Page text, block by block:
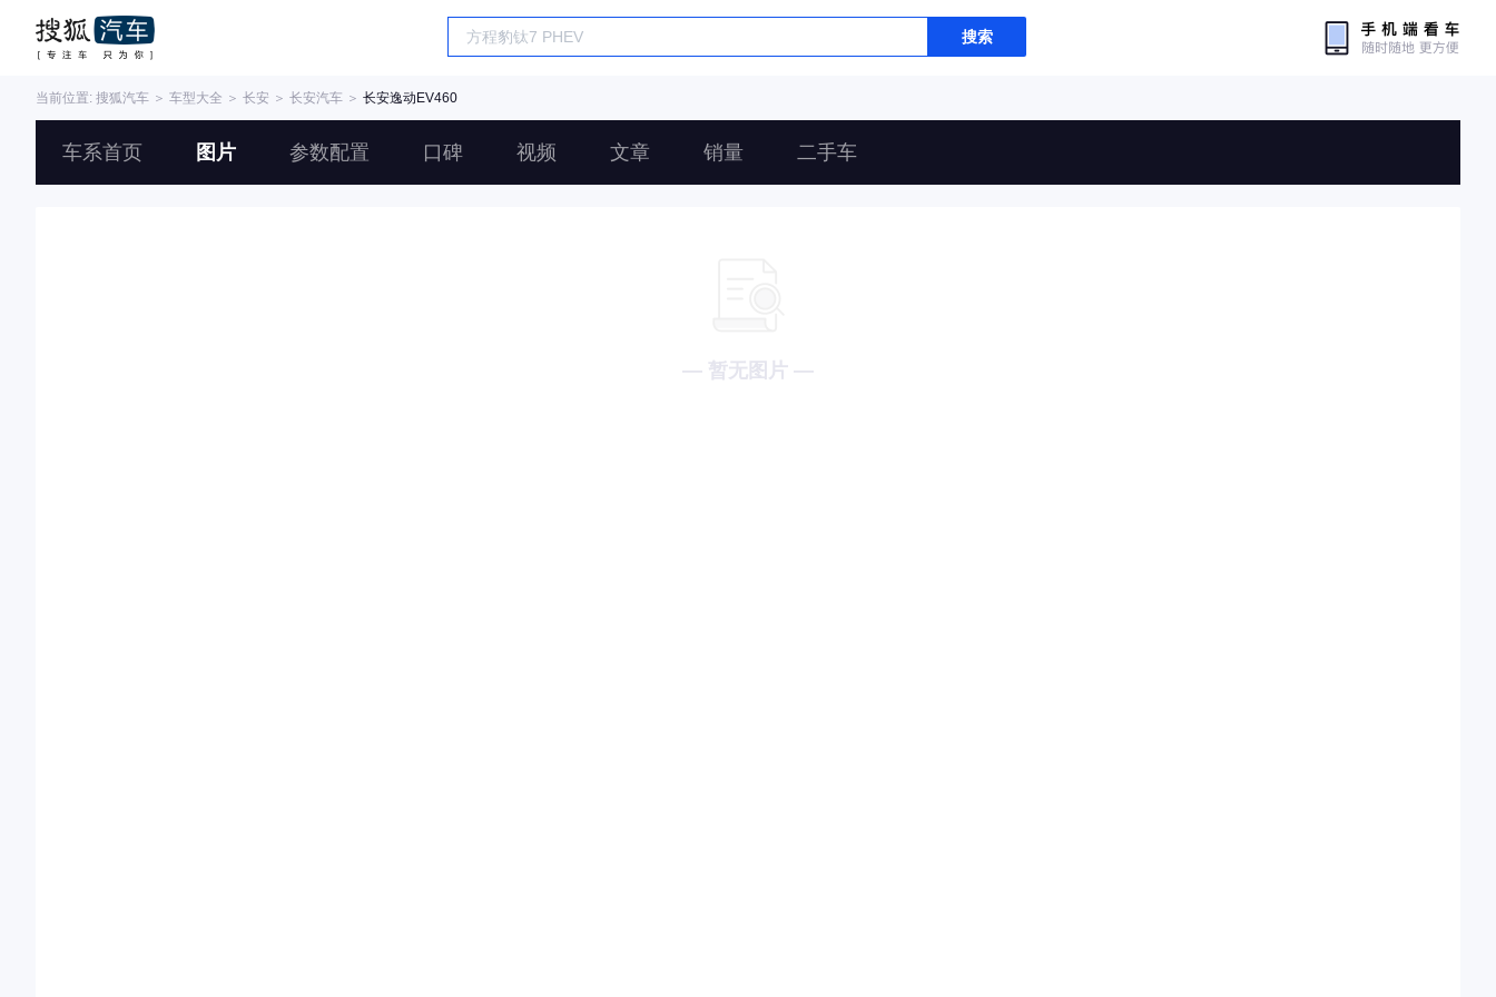
搜索
当前位置: 搜狐汽车 ＞ 车型大全 ＞ 长安 ＞ 长安汽车 ＞ 长安逸动EV460
车系首页 图片 参数配置 口碑 视频 文章 销量 二手车
— 暂无图片 —